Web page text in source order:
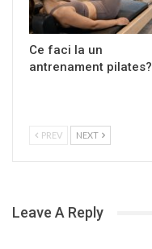
Ce faci la un
antrenament pilates?
PREV NEXT
Leave A Reply